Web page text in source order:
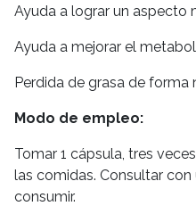
Ayuda a lograr un aspecto
Ayuda a mejorar el
Perdida de grasa de forma
Modo de empleo:
Tomar 1 cápsula, tres
las comidas. Consultar
consumir.